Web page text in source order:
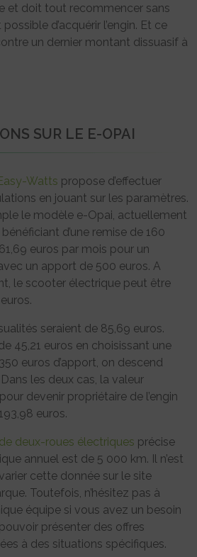
et doit tout recommencer sans
d’acquérir l’engin. Et ce
un dernier montant dissuasif à
SUR LE E-OPAI
Watts propose d’effectuer
en jouant sur les paramètres.
le modèle e-Opai, actuellement
d’une remise de 160
euros par mois pour un
un apport de 500 euros. A
le scooter électrique peut être
seraient de 85,69 euros.
45,21 euros en choisissant une
euros d’apport, on descend
les deux cas, la valeur
devenir propriétaire de l’engin
euros.
deux-roues électriques précise
annuel est de 5 000 km. Il n’est
cette donnée sur le site
Toutefois, n’hésitez pas à
équipe si vous avez un besoin
présenter des offres
à des situations spécifiques.